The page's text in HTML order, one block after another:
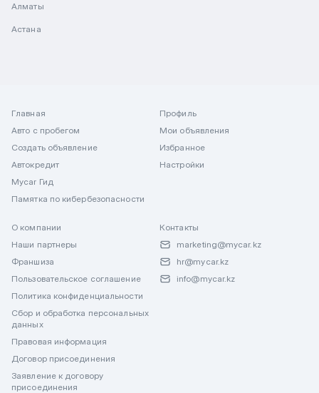
Алматы
Астана
Главная
Авто с пробегом
Создать объявление
Автокредит
Mycar Гид
Памятка по кибербезопасности
Профиль
Мои объявления
Избранное
Настройки
О компании
Наши партнеры
Франшиза
Пользовательское соглашение
Политика конфиденциальности
Сбор и обработка персональных
данных
Правовая информация
Договор присоединения
Заявление к договору
присоединения
Контакты
marketing@mycar.kz
hr@mycar.kz
info@mycar.kz